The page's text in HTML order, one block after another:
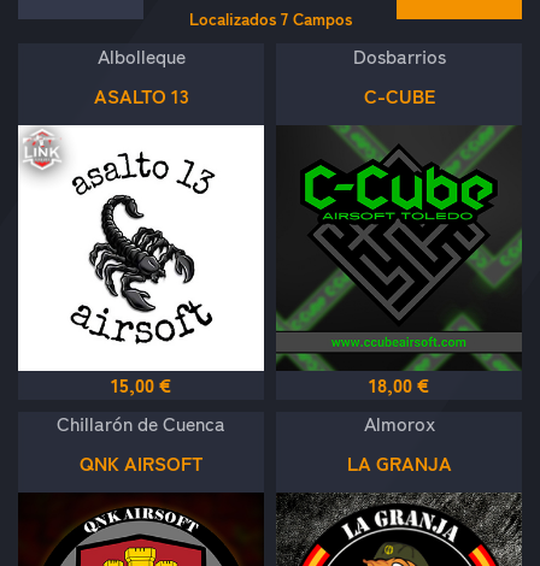
Localizados 7Campos
Albolleque
ASALTO 13
15,00 €
Dosbarrios
C-CUBE
18,00 €
Chillarón de Cuenca
QNK AIRSOFT
Almorox
LA GRANJA